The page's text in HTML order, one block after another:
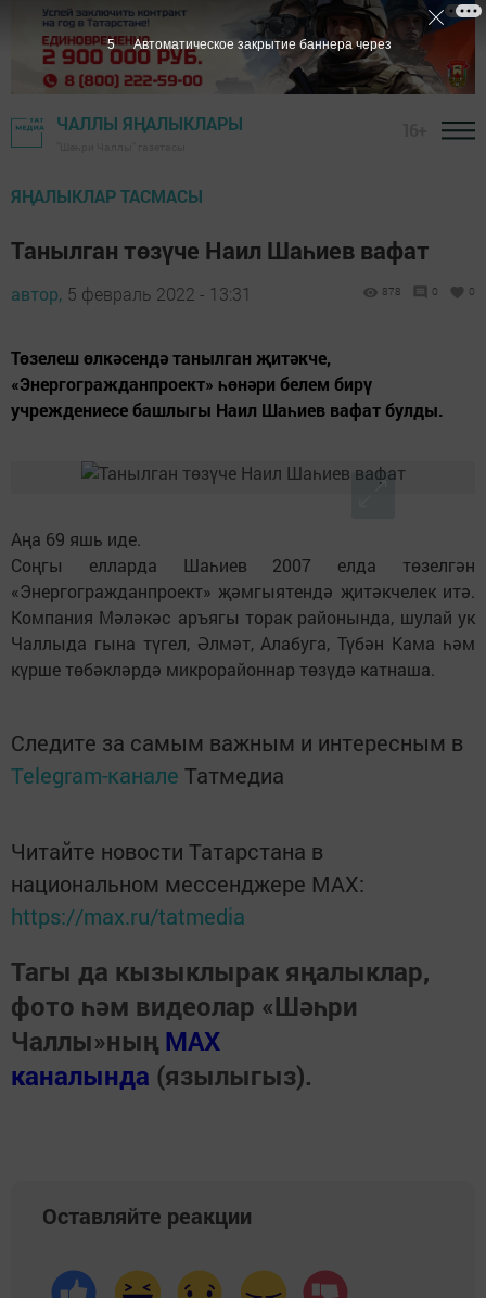
ЧАЛЛЫ ЯҢАЛЫКЛАРЫ
ЯҢАЛЫКЛАР ТАСМАСЫ
Танылган төзүче Наил Шаһиев вафат
автор, 5 февраль 2022 - 13:31 878 0 0
Төзелеш өлкәсендә танылган җитәкче,
«Энергогражданпроект» һөнәри белем бирү
учреждениесе башлыгы Наил Шаһиев вафат булды.
Аңа 69 яшь иде.
Соңгы елларда Шаһиев 2007 елда төзелгән
«Энергогражданпроект» җәмгыятендә җитәкчелек итә.
Компания Мәләкәс аръягы торак районында, шулай ук
Чаллыда гына түгел, Әлмәт, Алабуга, Түбән Кама һәм
күрше төбәкләрдә микрорайоннар төзүдә катнаша.
Следите за самым важным и интересным в
Telegram-канале Татмедиа
Читайте новости Татарстана в
национальном мессенджере MАХ:
https://max.ru/tatmedia
Тагы да кызыклырак яңалыклар,
фото һәм видеолар «Шәһри
Чаллы»ның MAX
каналында (язылыгыз).
Оставляйте реакции
5 Автоматическое закрытие баннера через